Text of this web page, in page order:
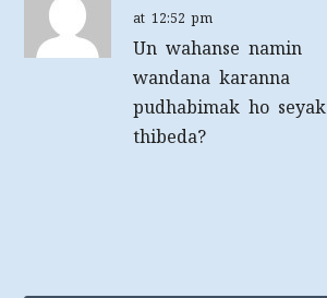
at 12:52 pm
Un wahanse namin
wandana karanna
pudhabimak ho seyak
thibeda?